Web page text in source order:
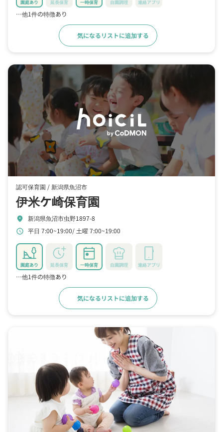
園庭あり 延長保育 一時保育 自園調理 連絡アプリ
…他1件の特徴あり
気になるリストに追加する
認可保育園 /新潟県魚沼市
伊米ケ崎保育園
location_on 新潟県魚沼市虫野1897-8
schedule 平日 7:00~19:00 土曜 7:00~19:00
園庭あり 延長保育 一時保育 自園調理 連絡アプリ
…他1件の特徴あり
気になるリストに追加する